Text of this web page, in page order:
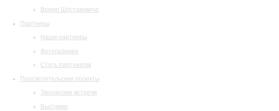
Время Шостаковича
Партнеры
Наши партнеры
Фотогалерея
Стать партнером
Просветительские проекты
Творческие встречи
Выставки